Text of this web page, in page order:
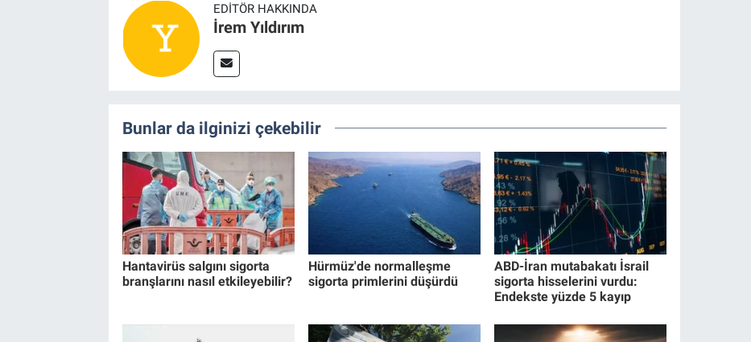
EDITÖR HAKKINDA
İrem Yıldırım
Bunlar da ilginizi çekebilir
Hantavirüs salgını sigorta
branşlarını nasıl etkileyebilir?
Hürmüz'de normalleşme
sigorta primlerini düşürdü
ABD-İran mutabakatı İsrail
sigorta hisselerini vurdu:
Endekste yüzde 5 kayıp